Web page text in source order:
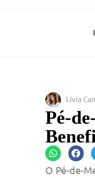
Livia
Pé-
O Pé-de-